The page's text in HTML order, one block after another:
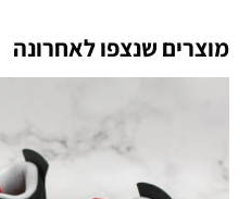
מוצרים שנצפו לאחרונה